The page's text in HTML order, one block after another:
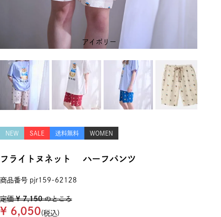
アイボリー
NEW SALE 送料無料 WOMEN
フライトヌネット ハーフパンツ
商品番号 pjr159-62128
定価 ¥ 7,150 のところ
¥ 6,050 税込